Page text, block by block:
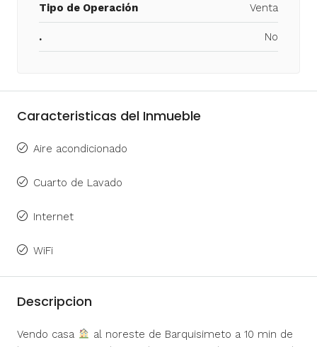
Tipo de Operación Venta
. No
Caracteristicas del Inmueble
Aire acondicionado
Cuarto de Lavado
Internet
WiFi
Descripcion
Vendo casa
al noreste de Barquisimeto a 10 min de